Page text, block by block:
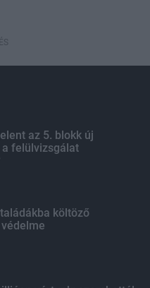
az 5. blokk új
felülvizsgálat
költöző